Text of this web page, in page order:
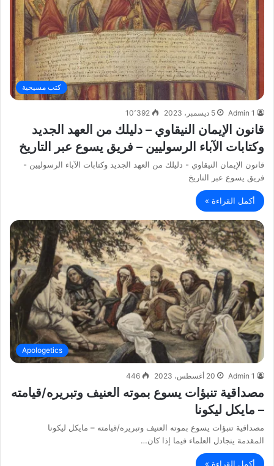
كتب مسيحية
Admin 1 5 ديسمبر، 2023 10٬392
قانون الإيمان النيقاوي – دليلك من العهد الجديد
وكتابات الآباء الرسوليين – فريق يسوع عبر التاريخ
قانون الإيمان النيقاوي - دليلك من العهد الجديد وكتابات الآباء الرسوليين -
فريق يسوع عبر التاريخ
أكمل القراءة »
Apologetics
Admin 1 20 أغسطس، 2023 446
مصداقية تنبؤات يسوع بموته العنيف وتبريره/قيامته
– مايكل ليكونا
مصداقية تنبؤات يسوع بموته العنيف وتبريره/قيامته – مايكل ليكونا
المقدمة يتجادل العلماء فيما إذا كان…
أكمل القراءة »